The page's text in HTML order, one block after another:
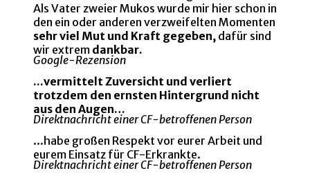
Als Vater zweier Mukos wurde mir hier schon in
den ein oder anderen verzweifelten Momenten
sehr viel Mut und Kraft gegeben, dafür sind
wir extrem dankbar.
Google-Rezension
...vermittelt Zuversicht und verliert
trotzdem den ernsten Hintergrund nicht
aus den Augen…
Direktnachricht einer CF-betroffenen Person
...habe großen Respekt vor eurer Arbeit und
eurem Einsatz für CF-Erkrankte.
Direktnachricht einer CF-betroffenen Person